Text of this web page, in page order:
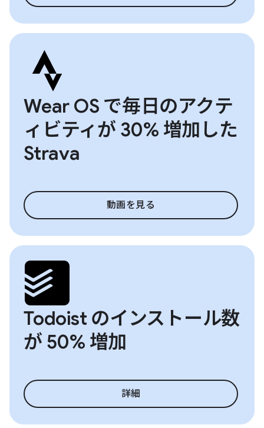
Wear OS で毎日のアクテ
ィビティが 30% 増加した
Strava
動画を見る
Todoist のインストール数
が 50% 増加
詳細